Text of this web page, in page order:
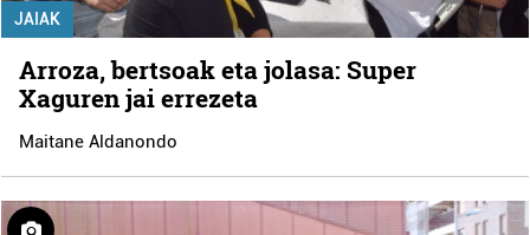
JAIAK
Arroza, bertsoak eta jolasa: Super
Xaguren jai errezeta
Maitane Aldanondo